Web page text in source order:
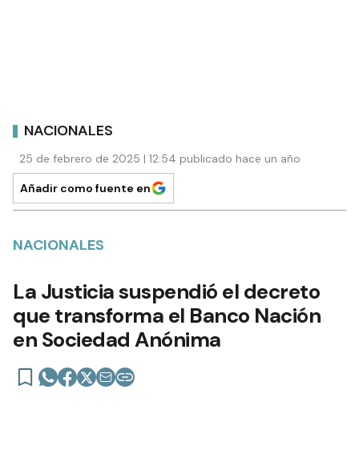
NACIONALES
25 de febrero de 2025 | 12:54 publicado hace un año
Añadir como fuente en
NACIONALES
La Justicia suspendió el decreto
que transforma el Banco Nación
en Sociedad Anónima